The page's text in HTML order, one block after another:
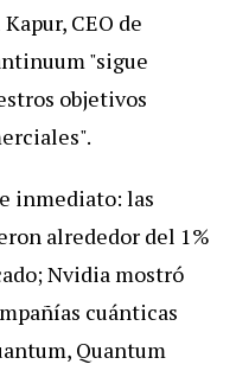
CEO de
"sigue
objetivos
inmediato: las
alrededor del 1%
Nvidia mostró
cuánticas
Quantum